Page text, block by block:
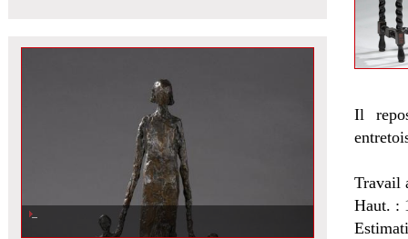
Il
Travail
Haut. :